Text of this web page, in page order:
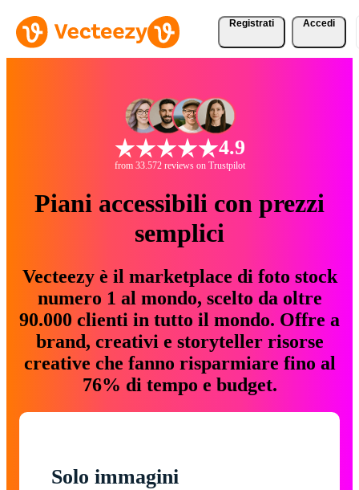
Registrati Accedi
4.9
from 33.572 reviews on Trustpilot
Piani accessibili con prezzi
semplici
Vecteezy è il marketplace di foto stock
numero 1 al mondo, scelto da oltre
90.000 clienti in tutto il mondo. Offre a
brand, creativi e storyteller risorse
creative che fanno risparmiare fino al
76% di tempo e budget.
Solo immagini